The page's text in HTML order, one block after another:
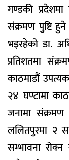
गण्डकी
संक्रमण पुष्टि
भइरहेको डा.
प्रतिशतमा
काठमाडौं
२४ घण्टामा
जनामा
ललितपुरमा २
सम्भावना